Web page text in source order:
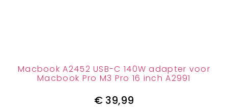
Macbook A2452 USB-C 140W adapter voor
Macbook Pro M3 Pro 16 inch A2991
€ 39,99